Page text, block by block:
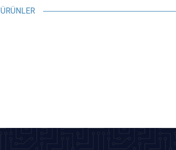
ÜRÜNLER
LJ8A3-1-Z/BX